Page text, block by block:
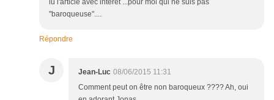
lu l'article avec intérêt ...pour moi qui ne suis pas
"baroqueuse"....
Répondre
J Jean-Luc 08/06/2015 11:31
Comment peut on être non baroqueux ???? Ah, oui